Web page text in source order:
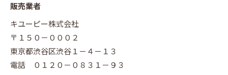
販売業者
キユーピー株式会社
〒１５０－０００２
東京都渋谷区渋谷１－４－１３
電話 ０１２０－０８３１－９３